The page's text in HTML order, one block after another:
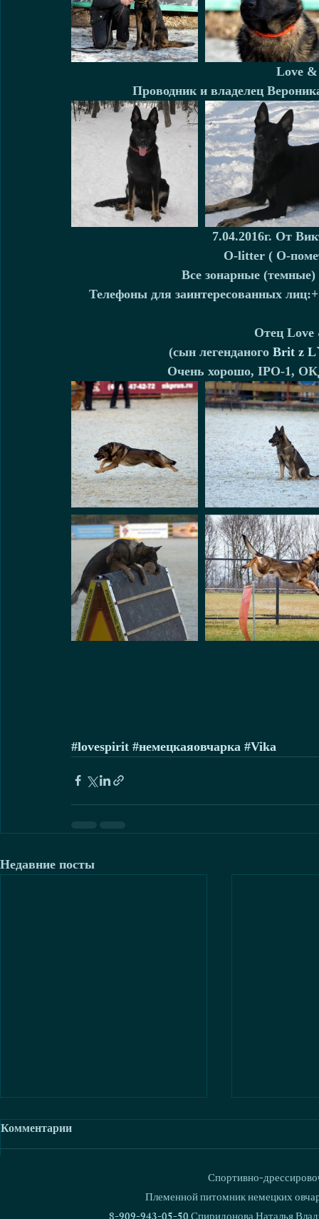
Love
Проводник и владелец
7.04.2016г. От
О-litter ( О-
Все зонарные
Телефоны для заинтересованных
Отец
(сын легенданого Brit z
Очень хорошо, IPO-1,
#lovespirit #немецкаяовчарка #Vika
Недавние посты
Комментарии
Спортивно-
Племенной питомник немецких